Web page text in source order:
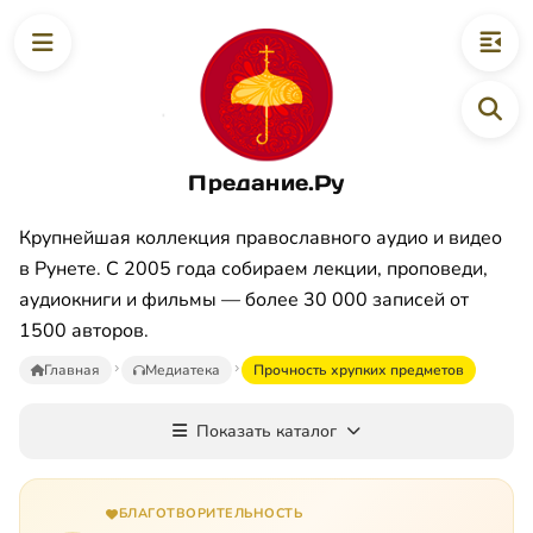
Предание.Ру
Крупнейшая коллекция православного аудио и видео
в Рунете. С 2005 года собираем лекции, проповеди,
аудиокниги и фильмы — более 30 000 записей от
1500 авторов.
Главная Медиатека Прочность хрупких предметов
Показать каталог
БЛАГОТВОРИТЕЛЬНОСТЬ